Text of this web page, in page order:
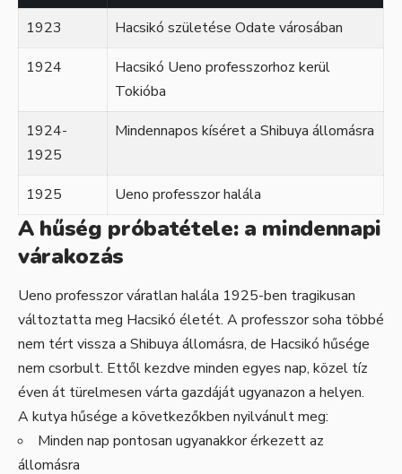
1923
Hacsikó születése Odate városában
1924
Hacsikó Ueno professzorhoz kerül
Tokióba
1924-
1925
Mindennapos kíséret a Shibuya állomásra
1925 Ueno professzor halála
A hűség próbatétele: a mindennapi
várakozás
Ueno professzor váratlan halála 1925-ben tragikusan
változtatta meg Hacsikó életét. A professzor soha többé
nem tért vissza a Shibuya állomásra, de Hacsikó hűsége
nem csorbult. Ettől kezdve minden egyes nap, közel tíz
éven át türelmesen várta gazdáját ugyanazon a helyen.
A kutya hűsége a következőkben nyilvánult meg:
Minden nap pontosan ugyanakkor érkezett az
állomásra